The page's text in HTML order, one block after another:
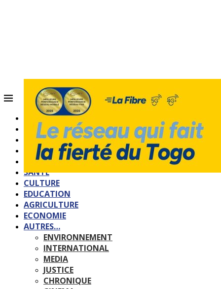
ACCUEIL
QUI SOMMES-NOUS?
POLITIQUE
SOCIETE
SPORTS
SANTE
CULTURE
EDUCATION
AGRICULTURE
ECONOMIE
AUTRES…
ENVIRONNEMENT
INTERNATIONAL
MEDIA
JUSTICE
CHRONIQUE